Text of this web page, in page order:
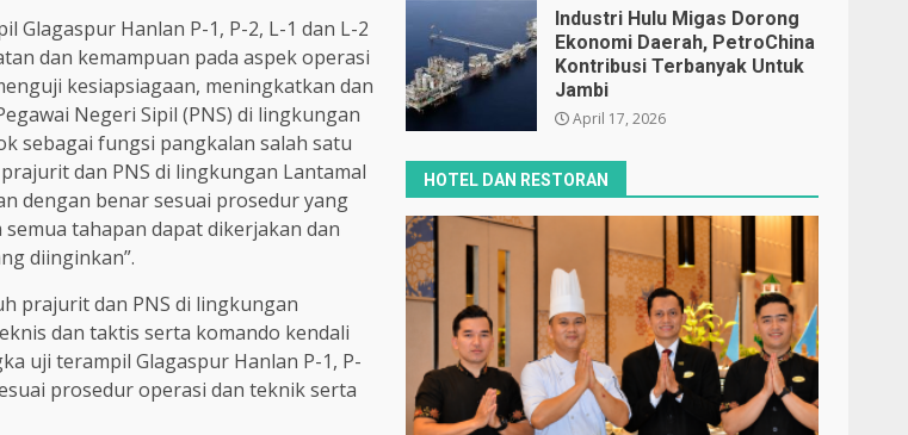
Glagaspur Hanlan P-1, P-2, L-1 dan L-2
dan kemampuan pada aspek operasi
kesiapsiagaan, meningkatkan dan
Negeri Sipil (PNS) di lingkungan
sebagai fungsi pangkalan salah satu
dan PNS di lingkungan Lantamal
dengan benar sesuai prosedur yang
tahapan dapat dikerjakan dan
diinginkan”.
prajurit dan PNS di lingkungan
dan taktis serta komando kendali
uji terampil Glagaspur Hanlan P-1, P-
prosedur operasi dan teknik serta
April 17, 2026
Industri Hulu Migas Dorong
Ekonomi Daerah, PetroChina
Kontribusi Terbanyak Untuk
Jambi
April 17, 2026
HOTEL DAN RESTORAN